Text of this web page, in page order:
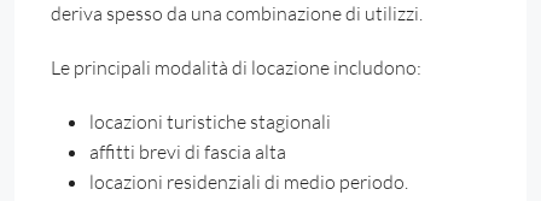
deriva spesso da una combinazione di utilizzi.
Le principali modalità di locazione includono:
locazioni turistiche stagionali
affitti brevi di fascia alta
locazioni residenziali di medio periodo.